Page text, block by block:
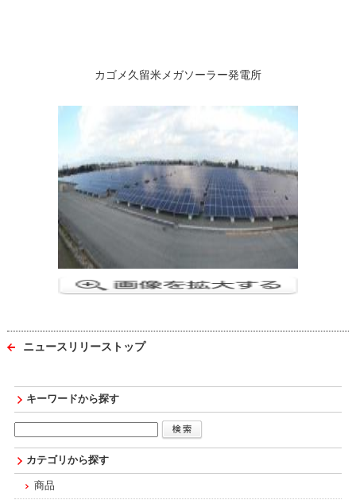
カゴメ久留米メガソーラー発電所
ニュースリリーストップ
キーワードから探す
カテゴリから探す
商品